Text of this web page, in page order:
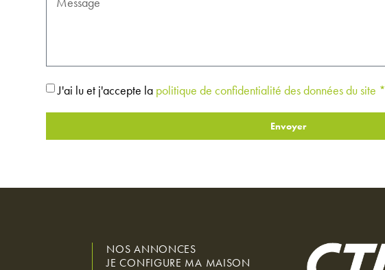
J'ai lu et j'accepte la politique de confidentialité des données du site *
Envoyer
NOS ANNONCES
JE CONFIGURE MA MAISON